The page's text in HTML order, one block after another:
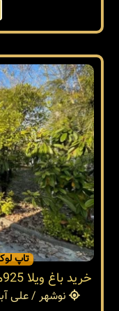
تاپ
خرید باغ ویلا 925متری در شمال علی آباد عسگرخان
نوشهر / علی